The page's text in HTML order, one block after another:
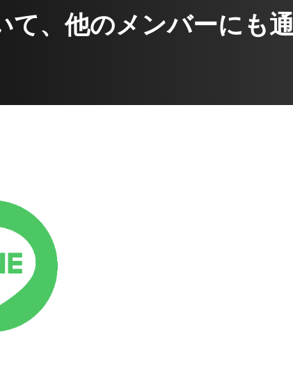
て、他のメンバーにも通